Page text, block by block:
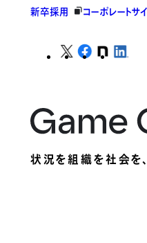
新卒採用 コーポレートサ
状況を組織を社会を